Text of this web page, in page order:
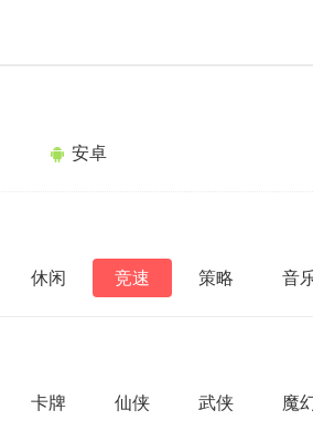
安卓
休闲 竞速 策略 音
卡牌 仙侠 武侠 魔